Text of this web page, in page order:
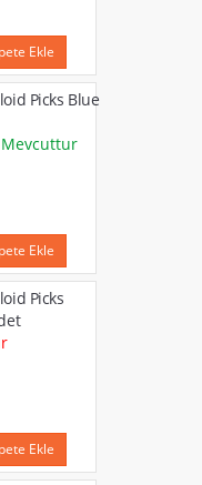
Ekle
Picks Blue
Ekle
Picks
Ekle